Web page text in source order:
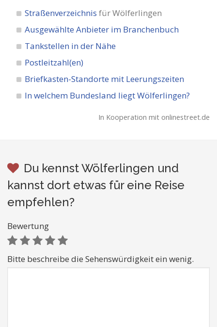
Straßenverzeichnis für Wölferlingen
Ausgewählte Anbieter im Branchenbuch
Tankstellen in der Nähe
Postleitzahl(en)
Briefkasten-Standorte mit Leerungszeiten
In welchem Bundesland liegt Wölferlingen?
In Kooperation mit onlinestreet.de
Du kennst Wölferlingen und
kannst dort etwas für eine Reise
empfehlen?
Bewertung
Bitte beschreibe die Sehenswürdigkeit ein wenig.